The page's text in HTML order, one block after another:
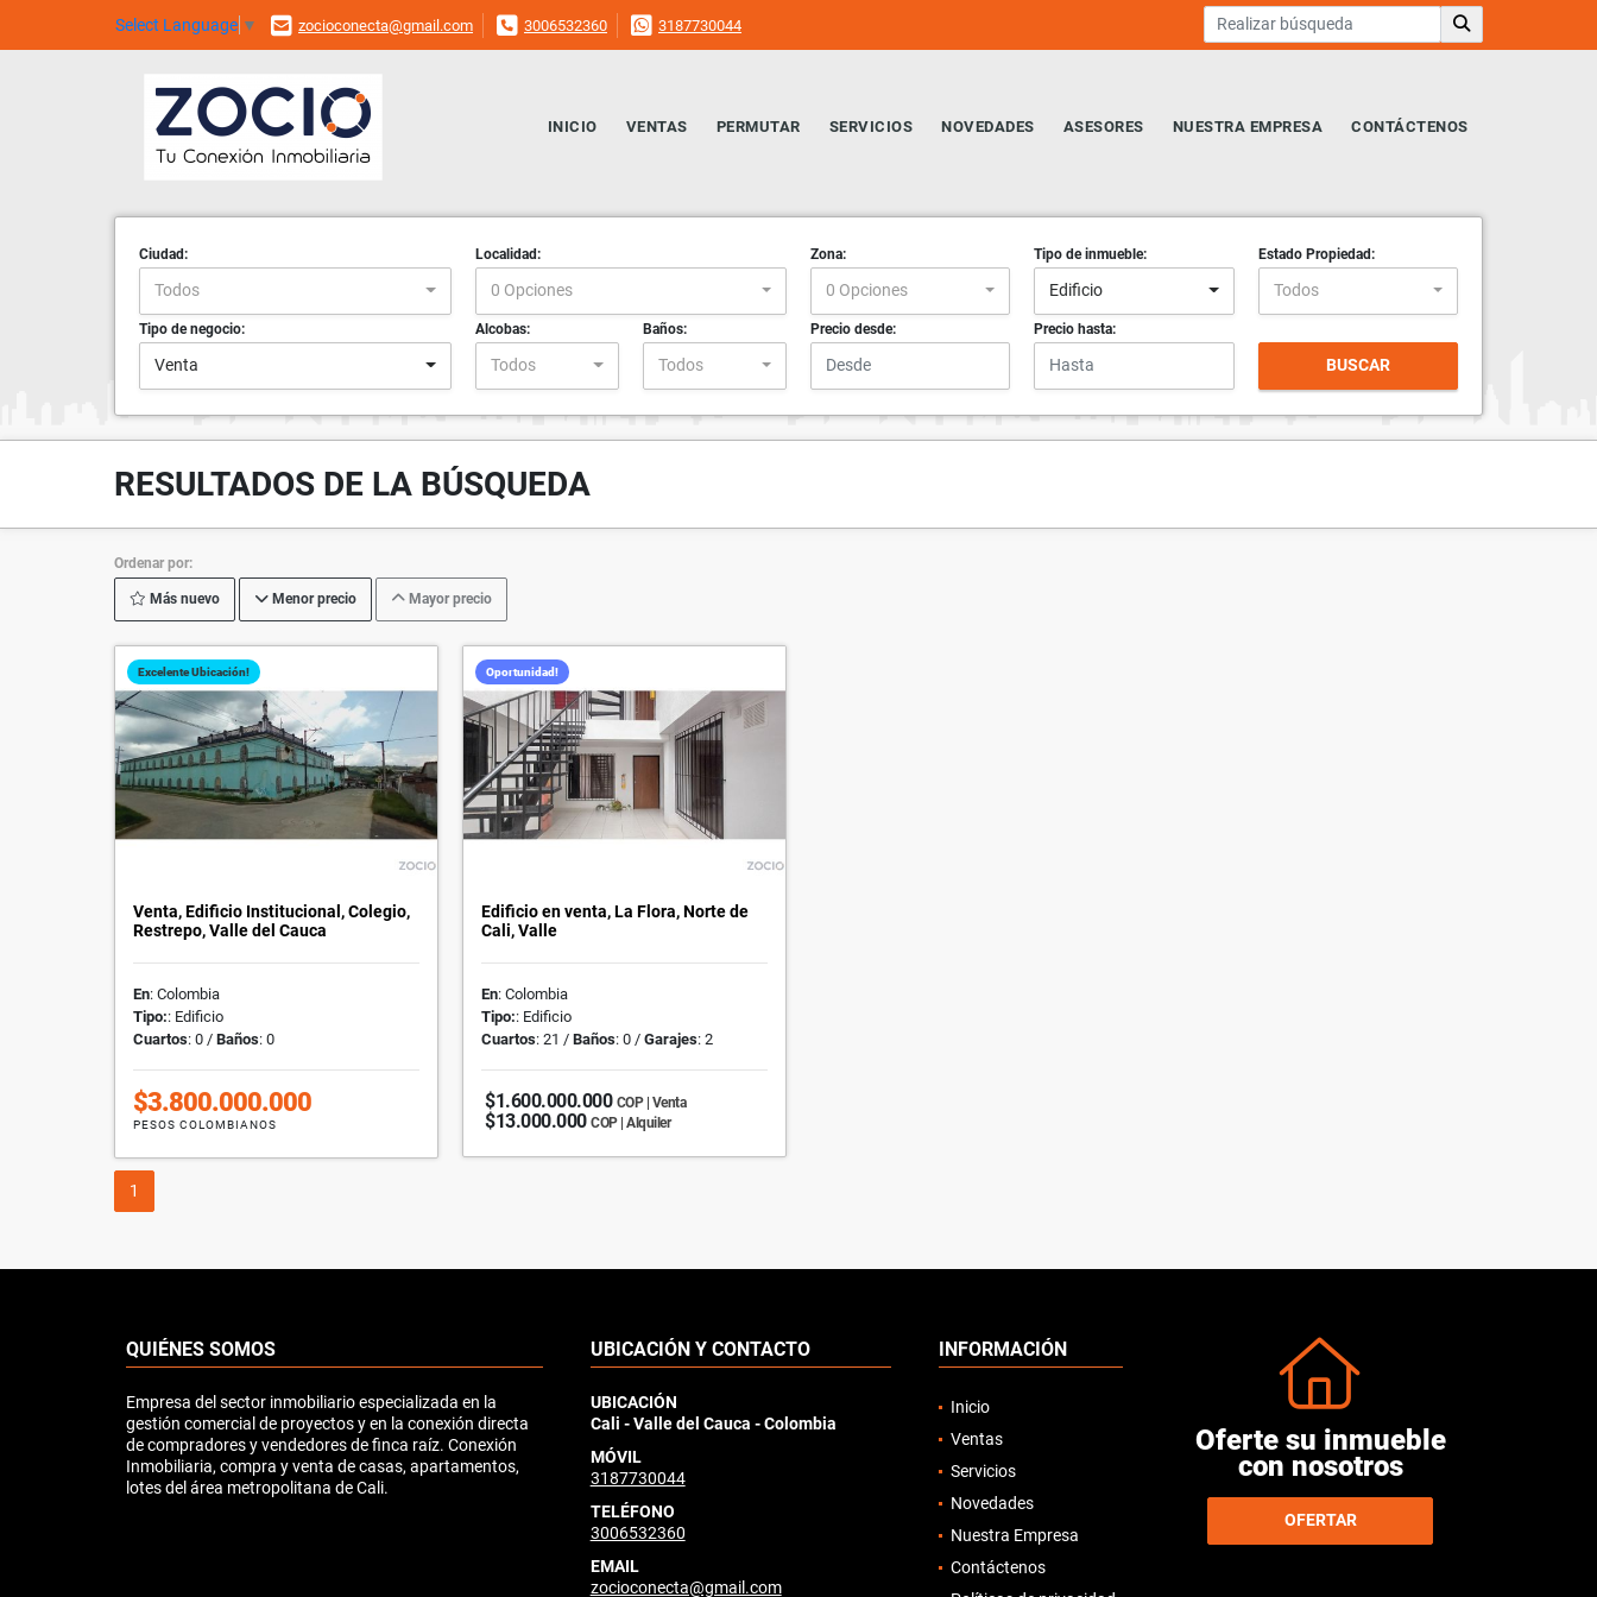
Select Language ▼ zocioconecta@gmail.com 3006532360 3187730044
INICIO VENTAS PERMUTAR SERVICIOS NOVEDADES ASESORES NUESTRA EMPRESA CONTÁCTENOS
Ciudad:
Todos
Localidad:
0 Opciones
Zona:
0 Opciones
Tipo de inmueble:
Edificio
Estado Propiedad:
Todos
Tipo de negocio:
Venta
Alcobas:
Todos
Baños:
Todos
Precio desde: Precio hasta:
BUSCAR
RESULTADOS DE LA BÚSQUEDA
Ordenar por:
Más nuevo Menor precio Mayor precio
Excelente Ubicación!
Venta, Edificio Institucional, Colegio,
Restrepo, Valle del Cauca
En: Colombia
Tipo:: Edificio
Cuartos: 0 / Baños: 0
$3.800.000.000
PESOS COLOMBIANOS
Oportunidad!
Edificio en venta, La Flora, Norte de
Cali, Valle
En: Colombia
Tipo:: Edificio
Cuartos: 21 / Baños: 0 / Garajes: 2
$1.600.000.000 COP | Venta
$13.000.000 COP | Alquiler
1
QUIÉNES SOMOS
Empresa del sector inmobiliario especializada en la
gestión comercial de proyectos y en la conexión directa
de compradores y vendedores de finca raíz. Conexión
Inmobiliaria, compra y venta de casas, apartamentos,
lotes del área metropolitana de Cali.
UBICACIÓN Y CONTACTO
UBICACIÓN
Cali - Valle del Cauca - Colombia
MÓVIL
3187730044
TELÉFONO
3006532360
EMAIL
zocioconecta@gmail.com
INFORMACIÓN
Inicio
Ventas
Servicios
Novedades
Nuestra Empresa
Contáctenos
Oferte su inmueble
con nosotros
OFERTAR